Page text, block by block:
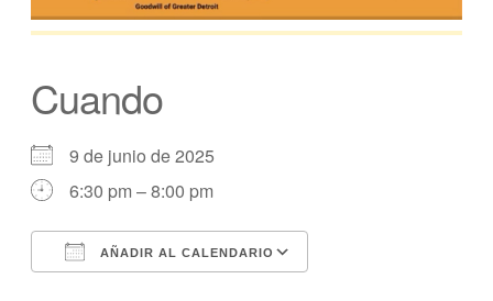
Cuando
9 de junio de 2025
6:30 pm – 8:00 pm
AÑADIR AL CALENDARIO